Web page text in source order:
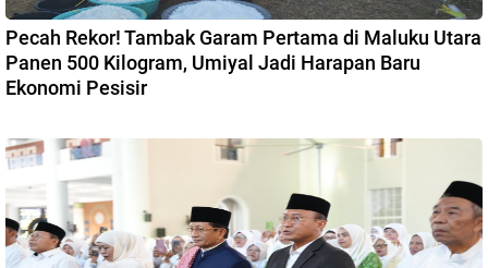
Pecah Rekor! Tambak Garam Pertama di Maluku Utara
Panen 500 Kilogram, Umiyal Jadi Harapan Baru
Ekonomi Pesisir